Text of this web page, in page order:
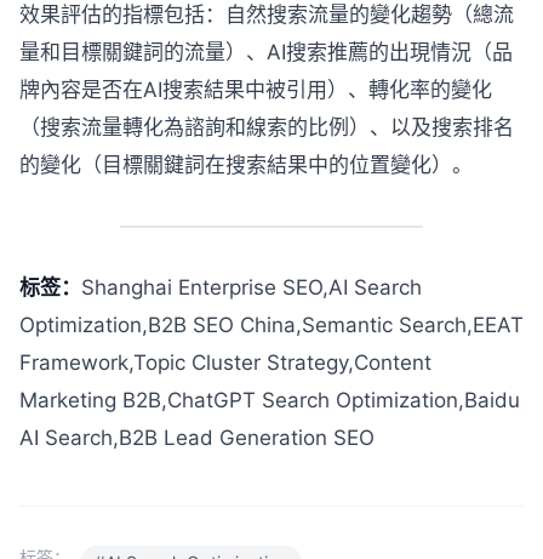
效果評估的指標包括：自然搜索流量的變化趨勢（總流
量和目標關鍵詞的流量）、AI搜索推薦的出現情況（品
牌內容是否在AI搜索結果中被引用）、轉化率的變化
（搜索流量轉化為諮詢和線索的比例）、以及搜索排名
的變化（目標關鍵詞在搜索結果中的位置變化）。
标签： Shanghai Enterprise SEO,AI Search
Optimization,B2B SEO China,Semantic Search,EEAT
Framework,Topic Cluster Strategy,Content
Marketing B2B,ChatGPT Search Optimization,Baidu
AI Search,B2B Lead Generation SEO